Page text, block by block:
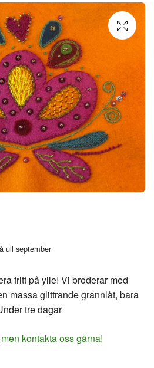
ull september
fritt på ylle! Vi broderar med
massa glittrande grannlåt, bara
tre dagar
kontakta oss gärna!